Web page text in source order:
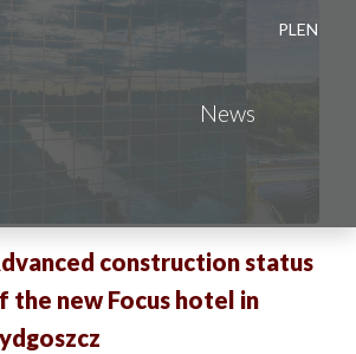
News
PL EN
construction status
the new Focus hotel in